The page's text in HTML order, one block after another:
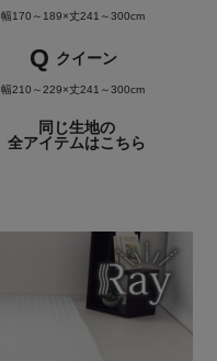
幅170～189×丈241～300cm
Q クイーン
幅210～229×丈241～300cm
同じ生地の
全アイテムはこちら